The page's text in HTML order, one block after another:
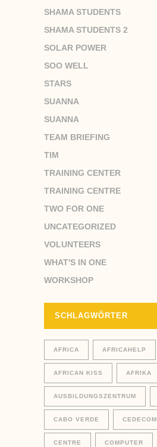
SHAMA STUDENTS
SHAMA STUDENTS 2
SOLAR POWER
SOO WELL
STARS
SUANNA
SUANNA
TEAM BRIEFING
TIM
TRAINING CENTER
TRAINING CENTRE
TWO FOR ONE
UNCATEGORIZED
VOLUNTEERS
WHAT'S IN ONE
WORKSHOP
SCHLAGWÖRTER
AFRICA AFRICAHELP
AFRICAN KISS AFRIKA
AUSBILDUNGSZENTRUM
CABO VERDE CEDECOM
CENTRE COMPUTER